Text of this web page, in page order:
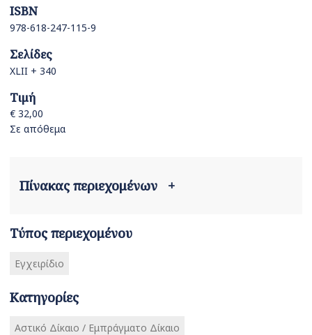
ISBN
978-618-247-115-9
Σελίδες
XLII + 340
Τιμή
€ 32,00
Σε απόθεμα
Πίνακας περιεχομένων +
Τύπος περιεχομένου
Εγχειρίδιο
Κατηγορίες
Αστικό Δίκαιο / Εμπράγματο Δίκαιο